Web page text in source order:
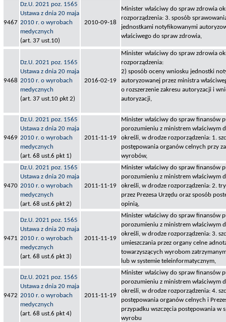
9467
Dz.U. 2021 poz. 1565
Ustawa z dnia 20 maja
2010 r. o wyrobach
medycznych
(art. 37 ust.10)
2010-09-18
Minister właściwy do spraw zdrowia
rozporządzenia: 3. sposób
jednostkami notyfikowanymi
właściwego do spraw zdrowia,
9468
Dz.U. 2021 poz. 1565
Ustawa z dnia 20 maja
2010 r. o wyrobach
medycznych
(art. 37 ust.10 pkt 2)
2016-02-19
Minister właściwy do spraw zdrowia
rozporządzenia:
2) sposób oceny wniosku jednostki
autoryzowanej przez ministra
o rozszerzenie zakresu autoryzacji i
autoryzacji,
9469
Dz.U. 2021 poz. 1565
Ustawa z dnia 20 maja
2010 r. o wyrobach
medycznych
(art. 68 ust.6 pkt 1)
2011-11-19
Minister właściwy do spraw finansów
porozumieniu z ministrem właściwym
określi, w drodze rozporządzenia: 1.
postępowania organów celnych przy
wyrobów,
9470
Dz.U. 2021 poz. 1565
Ustawa z dnia 20 maja
2010 r. o wyrobach
medycznych
(art. 68 ust.6 pkt 2)
2011-11-19
Minister właściwy do spraw finansów
porozumieniu z ministrem właściwym
określi, w drodze rozporządzenia: 2.
przez Prezesa Urzędu oraz sposób
opinią,
9471
Dz.U. 2021 poz. 1565
Ustawa z dnia 20 maja
2010 r. o wyrobach
medycznych
(art. 68 ust.6 pkt 3)
2011-11-19
Minister właściwy do spraw finansów
porozumieniu z ministrem właściwym
określi, w drodze rozporządzenia: 3.
umieszczania przez organy celne
towarzyszących wyrobom
lub w systemie teleinformatycznym,
9472
Dz.U. 2021 poz. 1565
Ustawa z dnia 20 maja
2010 r. o wyrobach
medycznych
(art. 68 ust.6 pkt 4)
2011-11-19
Minister właściwy do spraw finansów
porozumieniu z ministrem właściwym
określi, w drodze rozporządzenia: 4.
postępowania organów celnych i
przypadku wszczęcia postępowania w
wyrobu